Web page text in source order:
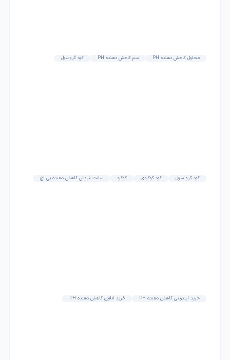
محلول کاهش دهنده PH سم کاهش دهنده PH کود گروسول
کود گرو سول کود گوگردی گوگرد سایت فروش کاهش دهنده پی اچ
خرید اینترنتی کاهش دهنده PH خرید آنلاین کاهش دهنده PH